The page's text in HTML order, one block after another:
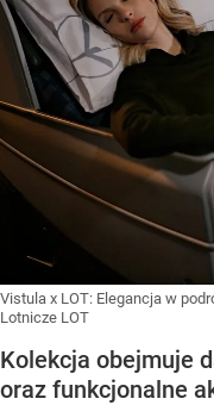
Vistula x LOT: Elegancja w
Lotnicze LOT
Kolekcja obejmuje
oraz funkcjonalne